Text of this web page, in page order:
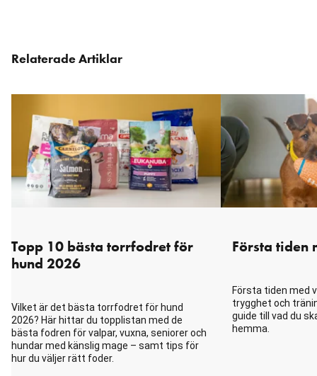
Relaterade Artiklar
över
Topp 10 bästa torrfodret för
hund 2026
Vilket är det bästa torrfodret för hund
2026? Här hittar du topplistan med de
bästa fodren för valpar, vuxna, seniorer och
hundar med känslig mage – samt tips för
hur du väljer rätt foder.
Första tiden
Första tiden med
trygghet och
guide till vad du
hemma.